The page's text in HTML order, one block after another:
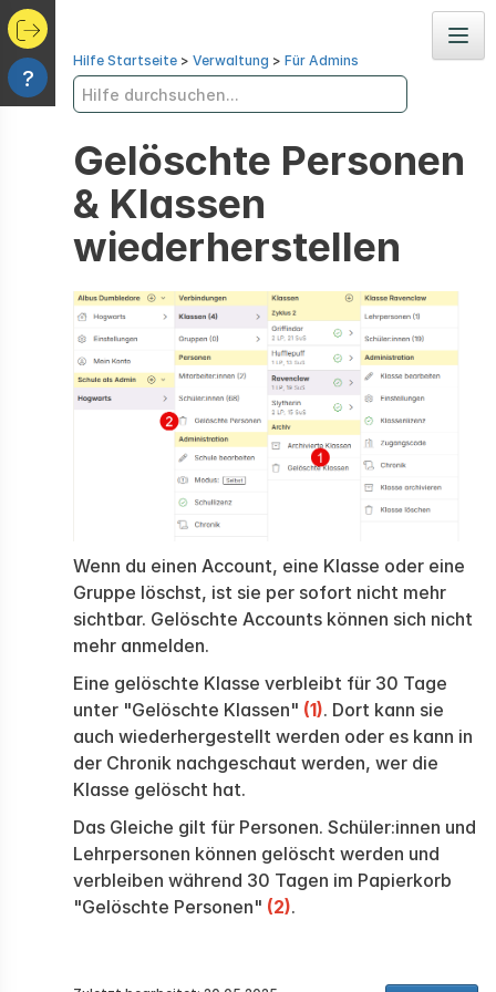
?
Hilfe Startseite > Verwaltung > Für Admins
Gelöschte Personen
& Klassen
wiederherstellen
Wenn du einen Account, eine Klasse oder eine
Gruppe löschst, ist sie per sofort nicht mehr
sichtbar. Gelöschte Accounts können sich nicht
mehr anmelden.
Eine gelöschte Klasse verbleibt für 30 Tage
unter "Gelöschte Klassen" (1). Dort kann sie
auch wiederhergestellt werden oder es kann in
der Chronik nachgeschaut werden, wer die
Klasse gelöscht hat.
Das Gleiche gilt für Personen. Schüler:innen und
Lehrpersonen können gelöscht werden und
verbleiben während 30 Tagen im Papierkorb
"Gelöschte Personen" (2).